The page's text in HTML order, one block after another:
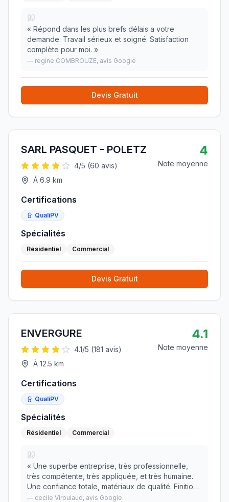
« Répond dans les plus brefs délais a votre
demande. Travail sérieux et soigné. Satisfaction
complète pour moi. »
— regine COMBROUZE, avis Google
Devis Gratuit
SARL PASQUET - POLETZ
4/5 (60 avis)
À 6.9 km
4
Note moyenne
Certifications
QualiPV
Spécialités
Résidentiel Commercial
Devis Gratuit
ENVERGURE
4.1/5 (181 avis)
À 12.5 km
4.1
Note moyenne
Certifications
QualiPV
Spécialités
Résidentiel Commercial
« Une superbe entreprise, très professionnelle,
très compétente, très appliquée, et très humaine.
Une confiance totale, matériaux de qualité. Finition
parfaite jusqu'au moindre détail. Je conseille
— cecile Viroulaud, avis Google